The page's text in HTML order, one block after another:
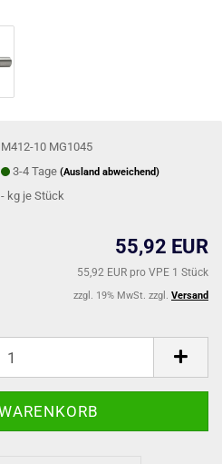
M412-10 MG1045
3-4 Tage(Ausland abweichend)
- kg je Stück
55,92 EUR
55,92 EUR pro VPE 1 Stück
zzgl. 19% MwSt. zzgl. Versand